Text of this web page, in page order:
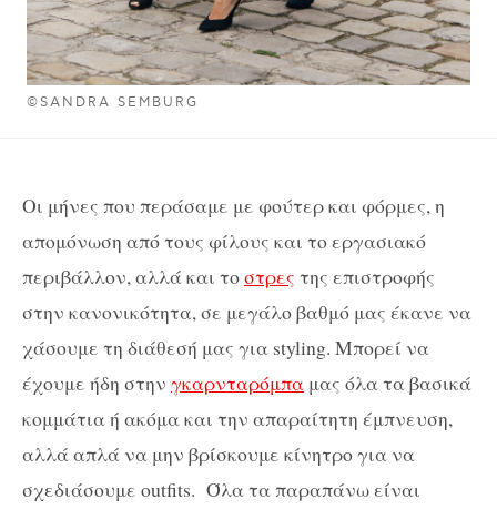
©SANDRA SEMBURG
Οι μήνες που περάσαμε με φούτερ και φόρμες, η
απομόνωση από τους φίλους και το εργασιακό
περιβάλλον, αλλά και τοστρες της επιστροφής
στην κανονικότητα, σε μεγάλο βαθμό μας έκανε να
χάσουμε τη διάθεσή μας για styling. Μπορεί να
έχουμε ήδη στην γκαρνταρόμπα μας όλα τα βασικά
κομμάτια ή ακόμα και την απαραίτητη έμπνευση,
αλλά απλά να μην βρίσκουμε κίνητρο για να
σχεδιάσουμε outfits. Όλα τα παραπάνω είναι